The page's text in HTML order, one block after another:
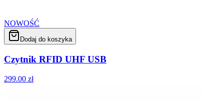
NOWOŚĆ
Dodaj do koszyka
Czytnik RFID UHF USB
299.00 zł